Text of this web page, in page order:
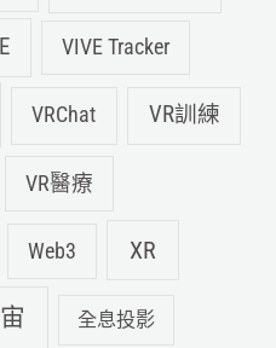
VIVE Tracker
VRChat VR訓練
VR醫療
Web3 XR
全息投影